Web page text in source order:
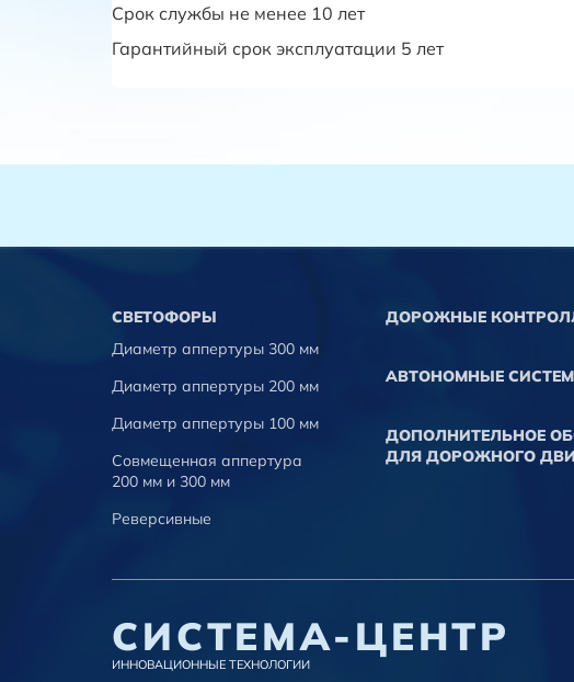
Срок службы не менее 10 лет
Гарантийный срок эксплуатации 5 лет
CВЕТОФОРЫ
Диаметр аппертуры 300 мм
Диаметр аппертуры 200 мм
Диаметр аппертуры 100 мм
Совмещенная аппертура
200 мм и 300 мм
Реверсивные
ДОРОЖНЫЕ
АВТОНОМНЫЕ
ДОПОЛНИТЕЛЬНОЕ
ДЛЯ ДОРОЖНОГО
СИСТЕМА-ЦЕНТР
ИННОВАЦИОННЫЕ ТЕХНОЛОГИИ